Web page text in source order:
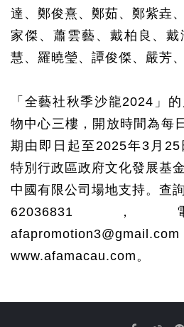
達、鄭俊熹、鄭茹、鄭紫垚
家傑、蕭雲藝、戴柏良、
慧、羅曉瑩、譚俊傑、嚴芳
「全藝社秋季沙龍2024 」
物中心三樓，開放時間為每
期由即日起至2025年3 月 25
特別行政區政府文化發展基
中國有限公司場地支持。查
62036831 ，
afapromotion3@gmail.com
www.afamacau.com。